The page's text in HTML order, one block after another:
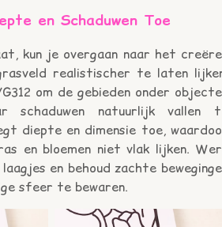
en Schaduwen Toe
kun je overgaan naar het
realistischer te laten
om de gebieden onder
schaduwen natuurlijk vallen
diepte en dimensie toe,
en bloemen niet vlak lijken.
en behoud zachte
sfeer te bewaren.